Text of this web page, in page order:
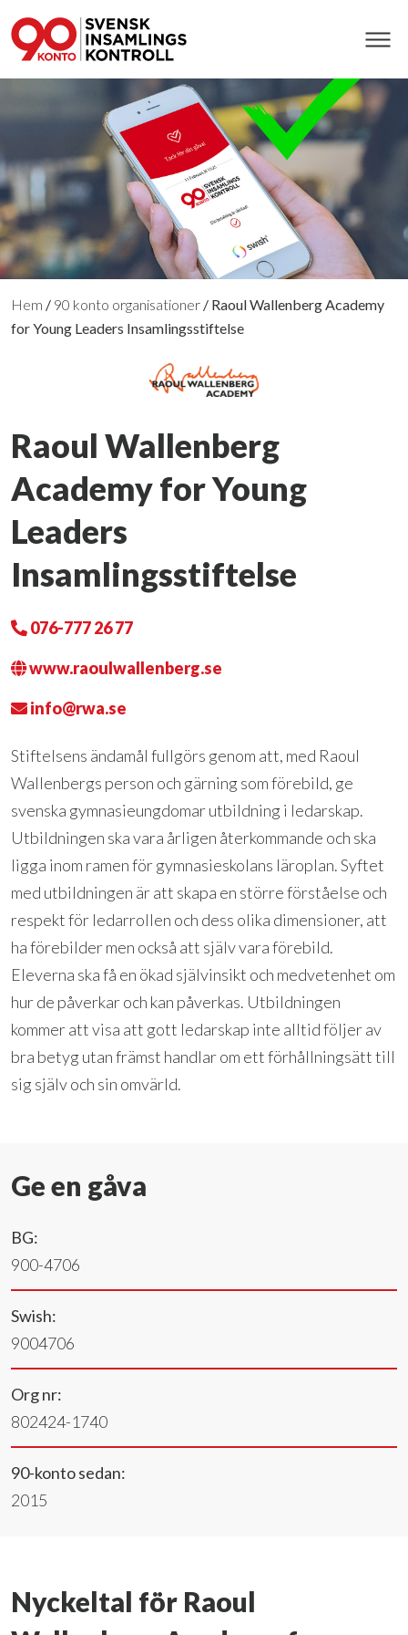
Hem / 90 konto organisationer / Raoul Wallenberg Academy
for Young Leaders Insamlingsstiftelse
Raoul Wallenberg
Academy for Young
Leaders
Insamlingsstiftelse
076-777 26 77
www.raoulwallenberg.se
info@rwa.se
Stiftelsens ändamål fullgörs genom att, med Raoul
Wallenbergs person och gärning som förebild, ge
svenska gymnasieungdomar utbildning i ledarskap.
Utbildningen ska vara årligen återkommande och ska
ligga inom ramen för gymnasieskolans läroplan. Syftet
med utbildningen är att skapa en större förståelse och
respekt för ledarrollen och dess olika dimensioner, att
ha förebilder men också att själv vara förebild.
Eleverna ska få en ökad självinsikt och medvetenhet om
hur de påverkar och kan påverkas. Utbildningen
kommer att visa att gott ledarskap inte alltid följer av
bra betyg utan främst handlar om ett förhållningsätt till
sig själv och sin omvärld.
Ge en gåva
BG:
900-4706
Swish:
9004706
Org nr:
802424-1740
90-konto sedan:
2015
Nyckeltal för Raoul